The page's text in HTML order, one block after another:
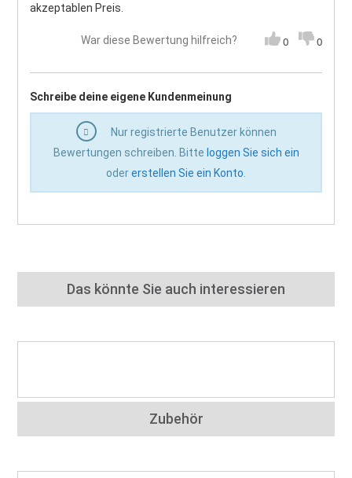
akzeptablen Preis.
War diese Bewertung hilfreich? 0 0
Schreibe deine eigene Kundenmeinung
Nur registrierte Benutzer können
Bewertungen schreiben. Bitte loggen Sie sich ein
odererstellen Sie ein Konto
Das könnte Sie auch interessieren
Zubehör